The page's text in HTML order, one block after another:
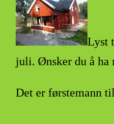
Lyst
juli. Ønsker du å ha
Det er førstemann